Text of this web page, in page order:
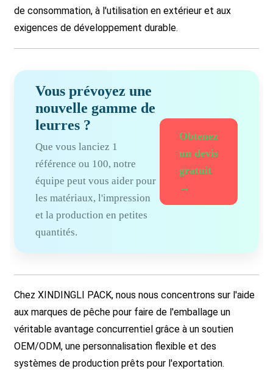
de consommation, à l'utilisation en extérieur et aux
exigences de développement durable.
Vous prévoyez une
nouvelle gamme de
leurres ?
Que vous lanciez 1
référence ou 100, notre
équipe peut vous aider pour
les matériaux, l'impression
et la production en petites
quantités.
Obtenez
un devis
gratuit
→
Chez XINDINGLI PACK, nous nous concentrons sur l'aide
aux marques de pêche pour faire de l'emballage un
véritable avantage concurrentiel grâce à un soutien
OEM/ODM, une personnalisation flexible et des
systèmes de production prêts pour l'exportation.